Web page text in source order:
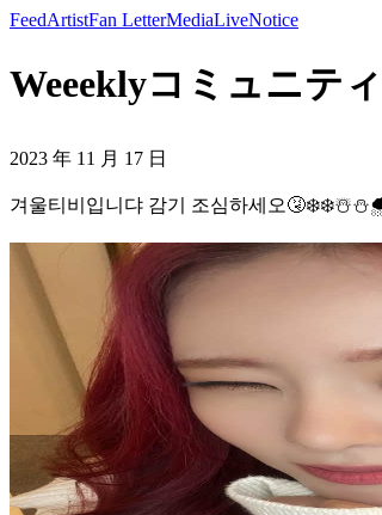
FeedArtistFan LetterMediaLiveNotice
Weeeklyコミュニテ
2023 年 11 月 17 日
겨울티비입니댜 감기 조심하세오